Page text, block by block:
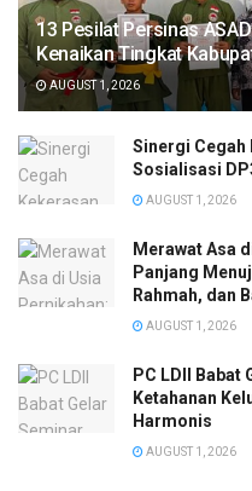
13 Pesilat Persinas
Kenaikan Tingkat
AUGUST 1, 2026
Sinergi Cegah
Sosialisasi
AUGUST 1, 2026
Merawat Asa
Panjang
Rahmah, dan
AUGUST 1, 2026
PC LDII Babat
Ketahanan
Harmonis
AUGUST 1, 2026